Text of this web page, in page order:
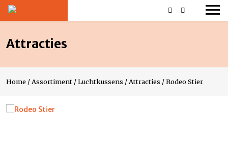
Attracties
Home / Assortiment /Luchtkussens / Attracties /Rodeo Stier